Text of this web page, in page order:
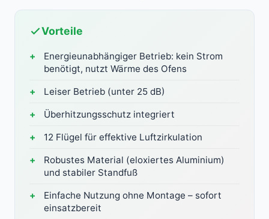
Vorteile
Energieunabhängiger Betrieb: kein Strom
benötigt, nutzt Wärme des Ofens
Leiser Betrieb (unter 25 dB)
Überhitzungsschutz integriert
12 Flügel für effektive Luftzirkulation
Robustes Material (eloxiertes Aluminium)
und stabiler Standfuß
Einfache Nutzung ohne Montage – sofort
einsatzbereit